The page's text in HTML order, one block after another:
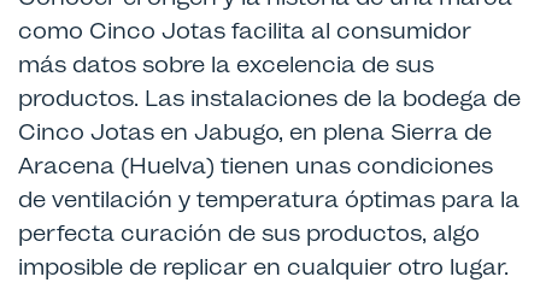
como Cinco Jotas facilita al consumidor
más datos sobre la excelencia de sus
productos. Las instalaciones de la bodega de
Cinco Jotas en Jabugo, en plena Sierra de
Aracena (Huelva) tienen unas condiciones
de ventilación y temperatura óptimas para la
perfecta curación de sus productos, algo
imposible de replicar en cualquier otro lugar.